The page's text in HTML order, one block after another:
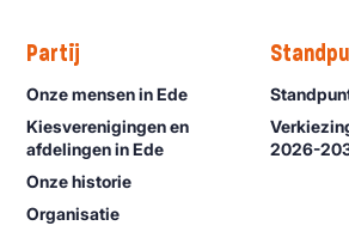
Partij
Onze mensen in Ede
Kiesverenigingen en
afdelingen in Ede
Onze historie
Organisatie
2026-